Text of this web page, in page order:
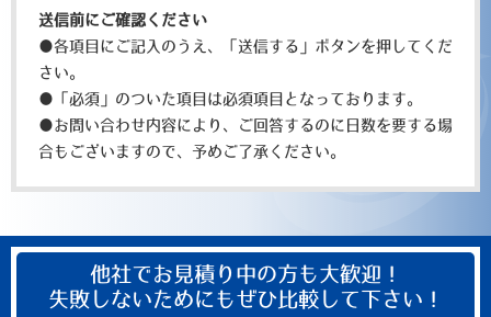
ィ
ー
ル
ド
は
空
に
て
送信前にご確認ください
●各項目にご記入のうえ、「送信する」ボタンを押してくだ
さい。
●「必須」のついた項目は必須項目となっております。
●お問い合わせ内容により、ご回答するのに日数を要する場
合もございますので、予めご了承ください。
他社でお見積り中の方も大歓迎！
失敗しないためにもぜひ比較して下さい！